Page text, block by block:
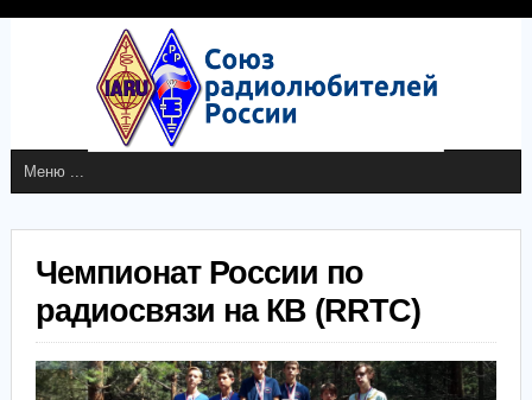
Чемпионат России по
радиосвязи на КВ (RRTC)